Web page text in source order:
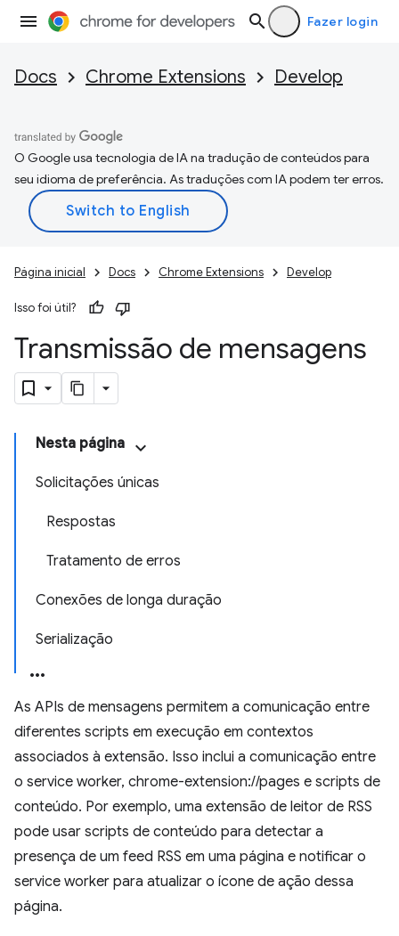
Fazer login
Docs Chrome Extensions Develop
O Google usa tecnologia de IA na tradução de conteúdos para
seu idioma de preferência. As traduções com IA podem ter erros.
Página inicial Docs Chrome Extensions Develop
Isso foi útil?
Transmissão de mensagens
Nesta página
Solicitações únicas
Respostas
Tratamento de erros
Conexões de longa duração
Serialização
As APIs de mensagens permitem a comunicação entre
diferentes scripts em execução em contextos
associados à extensão. Isso inclui a comunicação entre
o service worker, chrome-extension://pages e scripts de
conteúdo. Por exemplo, uma extensão de leitor de RSS
pode usar scripts de conteúdo para detectar a
presença de um feed RSS em uma página e notificar o
service worker para atualizar o ícone de ação dessa
página.